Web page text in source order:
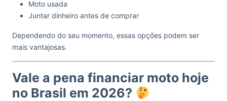
Moto usada
Juntar dinheiro antes de comprar
Dependendo do seu momento, essas opções podem ser
mais vantajosas.
Vale a pena financiar moto hoje
no Brasil em 2026?